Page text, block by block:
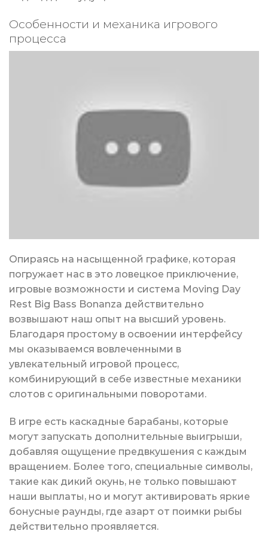
Особенности и механика игрового
процесса
Опираясь на насыщенной графике, которая
погружает нас в это ловецкое приключение,
игровые возможности и система Moving Day
Rest Big Bass Bonanza действительно
возвышают наш опыт на высший уровень.
Благодаря простому в освоении интерфейсу
мы оказываемся вовлеченными в
увлекательный игровой процесс,
комбинирующий в себе известные механики
слотов с оригинальными поворотами.
В игре есть каскадные барабаны, которые
могут запускать дополнительные выигрыши,
добавляя ощущение предвкушения с каждым
вращением. Более того, специальные символы,
такие как дикий окунь, не только повышают
наши выплаты, но и могут активировать яркие
бонусные раунды, где азарт от поимки рыбы
действительно проявляется.